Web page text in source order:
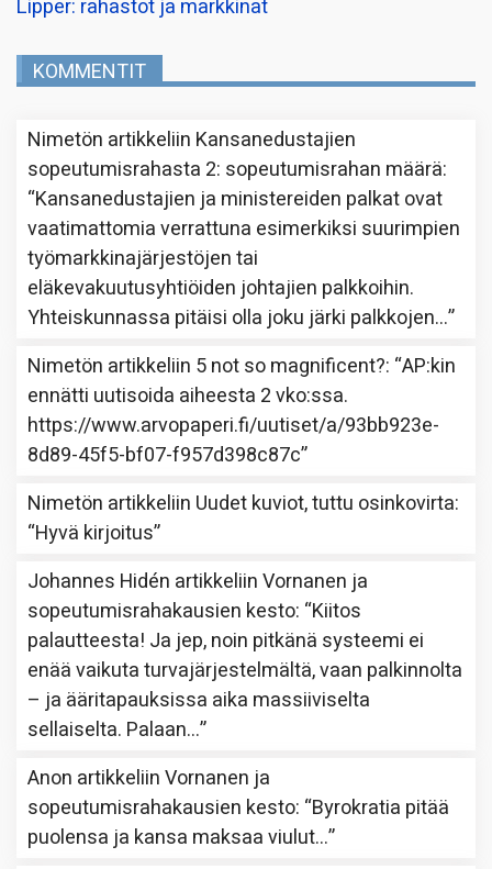
Lipper: rahastot ja markkinat
KOMMENTIT
Nimetön artikkeliin Kansanedustajien
sopeutumisrahasta 2: sopeutumisrahan määrä:
“Kansanedustajien ja ministereiden palkat ovat
vaatimattomia verrattuna esimerkiksi suurimpien
työmarkkinajärjestöjen tai
eläkevakuutusyhtiöiden johtajien palkkoihin.
Yhteiskunnassa pitäisi olla joku järki palkkojen…”
Nimetön artikkeliin 5 not so magnificent?: “AP:kin
ennätti uutisoida aiheesta 2 vko:ssa.
https://www.arvopaperi.fi/uutiset/a/93bb923e-
8d89-45f5-bf07-f957d398c87c”
Nimetön artikkeliin Uudet kuviot, tuttu osinkovirta:
“Hyvä kirjoitus”
Johannes Hidén artikkeliinVornanen ja
sopeutumisrahakausien kesto: “Kiitos
palautteesta! Ja jep, noin pitkänä systeemi ei
enää vaikuta turvajärjestelmältä, vaan palkinnolta
– ja ääritapauksissa aika massiiviselta
sellaiselta. Palaan…”
Anon artikkeliinVornanen ja
sopeutumisrahakausien kesto: “Byrokratia pitää
puolensa ja kansa maksaa viulut…”